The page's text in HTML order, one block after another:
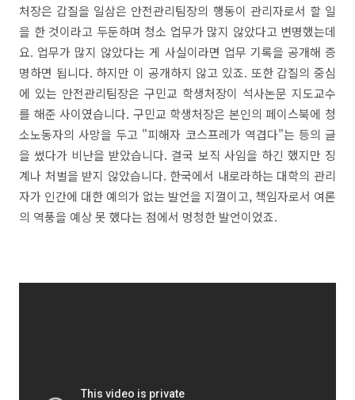
처장은 갑질을 일삼은 안전관리팀장의 행동이 관리자로서 할 일
을 한 것이라고 두둔하며 청소 업무가 많지 않았다고 변명했는데
요. 업무가 많지 않았다는 게 사실이라면 업무 기록을 공개해 증
명하면 됩니다. 하지만 이 공개하지 않고 있죠. 또한 갑질의 중심
에 있는 안전관리팀장은 구민교 학생처장이 석사논문 지도교수
를 해준 사이였습니다. 구민교 학생처장은 본인의 페이스북에 청
소노동자의 사망을 두고 "피해자 코스프레가 역겹다"는 등의 글
을 썼다가 비난을 받았습니다. 결국 보직 사임을 하긴 했지만 징
계나 처벌을 받지 않았습니다. 한국에서 내로라하는 대학의 관리
자가 인간에 대한 예의가 없는 발언을 지껄이고, 책임자로서 여론
의 역풍을 예상 못 했다는 점에서 멍청한 발언이었죠.